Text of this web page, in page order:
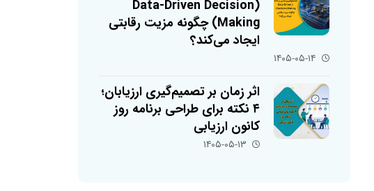
(Data-Driven Decision
Making) چگونه مزیت رقابتی
ایجاد می‌کند؟
۱۴۰۵-۰۵-۱۴
اثر زمان بر تصمیم‌گیری ارزیابان؛
۴ نکته برای طراحی برنامه روز
کانون ارزیابی
۱۴۰۵-۰۵-۱۳